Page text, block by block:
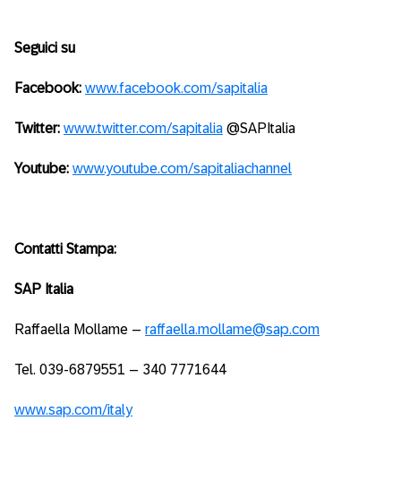
Seguici su
Facebook: www.facebook.com/sapitalia
Twitter: www.twitter.com/sapitalia @SAPItalia
Youtube: www.youtube.com/sapitaliachannel
Contatti Stampa:
SAP Italia
Raffaella Mollame – raffaella.mollame@sap.com
Tel. 039-6879551 – 340 7771644
www.sap.com/italy